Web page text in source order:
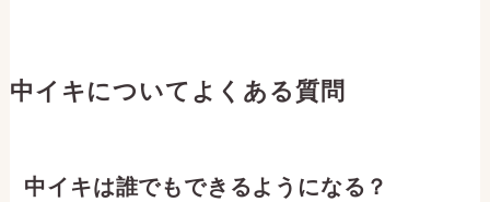
中イキについてよくある質問
中イキは誰でもできるようになる？